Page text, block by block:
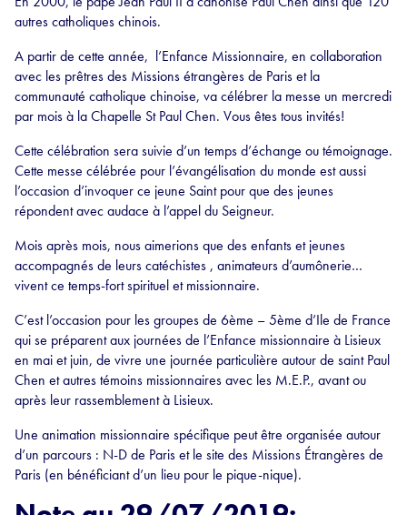
autres catholiques chinois.
A partir de cette année, l’Enfance Missionnaire, en collaboration
avec les prêtres des Missions étrangères de Paris et la
communauté catholique chinoise, va célébrer la messe un mercredi
par mois à la Chapelle St Paul Chen. Vous êtes tous invités!
Cette célébration sera suivie d’un temps d’échange ou témoignage.
Cette messe célébrée pour l’évangélisation du monde est aussi
l’occasion d’invoquer ce jeune Saint pour que des jeunes
répondent avec audace à l’appel du Seigneur.
Mois après mois, nous aimerions que des enfants et jeunes
accompagnés de leurs catéchistes , animateurs d’aumônerie…
vivent ce temps-fort spirituel et missionnaire.
C’est l’occasion pour les groupes de 6ème – 5ème d’Ile de France
qui se préparent aux journées de l’Enfance missionnaire à Lisieux
en mai et juin, de vivre une journée particulière autour de saint Paul
Chen et autres témoins missionnaires avec les M.E.P., avant ou
après leur rassemblement à Lisieux.
Une animation missionnaire spécifique peut être organisée autour
d’un parcours : N-D de Paris et le site des Missions Étrangères de
Paris (en bénéficiant d’un lieu pour le pique-nique).